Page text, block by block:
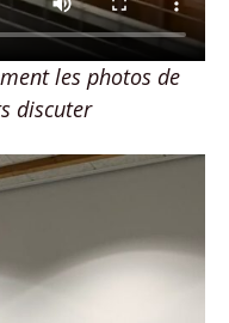
les photos de
discuter